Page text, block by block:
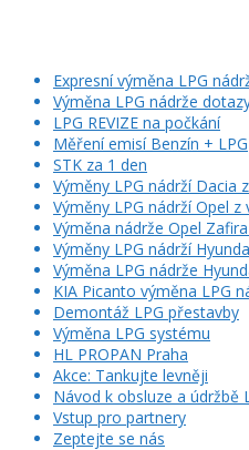
Expresní výměna LPG
Výměna LPG nádrže
LPG REVIZE na počkání
Měření emisí Benzín + LPG
STK za 1 den
Výměny LPG nádrží Dacia
Výměny LPG nádrží Opel z
Výměna nádrže Opel
Výměny LPG nádrží
Výměna LPG nádrže
KIA Picanto výměna LPG
Demontáž LPG přestavby
Výměna LPG systému
HL PROPAN Praha
Akce: Tankujte levněji
Návod k obsluze a údržbě
Vstup pro partnery
Zeptejte se nás